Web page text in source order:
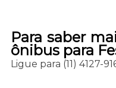
Para saber
ônibus para
Ligue para (11) 4127-